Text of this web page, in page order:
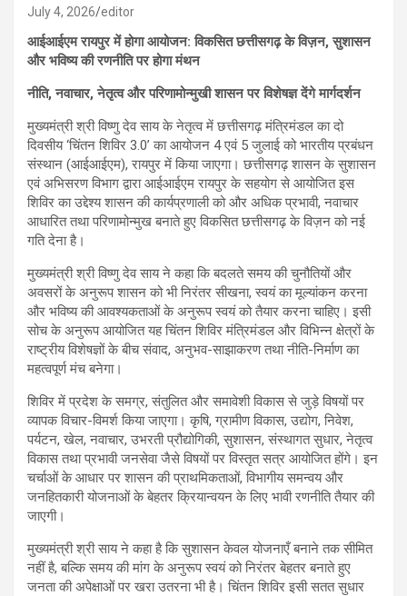
July 4, 2026 editor
आईआईएम रायपुर में होगा आयोजन: विकसित छत्तीसगढ़ के विज़न, सुशासन
और भविष्य की रणनीति पर होगा मंथन
नीति, नवाचार, नेतृत्व और परिणामोन्मुखी शासन पर विशेषज्ञ देंगे मार्गदर्शन
मुख्यमंत्री श्री विष्णु देव साय के नेतृत्व में छत्तीसगढ़ मंत्रिमंडल का दो
दिवसीय ‘चिंतन शिविर 3.0’ का आयोजन 4 एवं 5 जुलाई को भारतीय प्रबंधन
संस्थान (आईआईएम), रायपुर में किया जाएगा। छत्तीसगढ़ शासन के सुशासन
एवं अभिसरण विभाग द्वारा आईआईएम रायपुर के सहयोग से आयोजित इस
शिविर का उद्देश्य शासन की कार्यप्रणाली को और अधिक प्रभावी, नवाचार
आधारित तथा परिणामोन्मुख बनाते हुए विकसित छत्तीसगढ़ के विज़न को नई
गति देना है।
मुख्यमंत्री श्री विष्णु देव साय ने कहा कि बदलते समय की चुनौतियों और
अवसरों के अनुरूप शासन को भी निरंतर सीखना, स्वयं का मूल्यांकन करना
और भविष्य की आवश्यकताओं के अनुरूप स्वयं को तैयार करना चाहिए। इसी
सोच के अनुरूप आयोजित यह चिंतन शिविर मंत्रिमंडल और विभिन्न क्षेत्रों के
राष्ट्रीय विशेषज्ञों के बीच संवाद, अनुभव-साझाकरण तथा नीति-निर्माण का
महत्वपूर्ण मंच बनेगा।
शिविर में प्रदेश के समग्र, संतुलित और समावेशी विकास से जुड़े विषयों पर
व्यापक विचार-विमर्श किया जाएगा। कृषि, ग्रामीण विकास, उद्योग, निवेश,
पर्यटन, खेल, नवाचार, उभरती प्रौद्योगिकी, सुशासन, संस्थागत सुधार, नेतृत्व
विकास तथा प्रभावी जनसेवा जैसे विषयों पर विस्तृत सत्र आयोजित होंगे। इन
चर्चाओं के आधार पर शासन की प्राथमिकताओं, विभागीय समन्वय और
जनहितकारी योजनाओं के बेहतर क्रियान्वयन के लिए भावी रणनीति तैयार की
जाएगी।
मुख्यमंत्री श्री साय ने कहा है कि सुशासन केवल योजनाएँ बनाने तक सीमित
नहीं है, बल्कि समय की मांग के अनुरूप स्वयं को निरंतर बेहतर बनाते हुए
जनता की अपेक्षाओं पर खरा उतरना भी है। चिंतन शिविर इसी सतत सुधार